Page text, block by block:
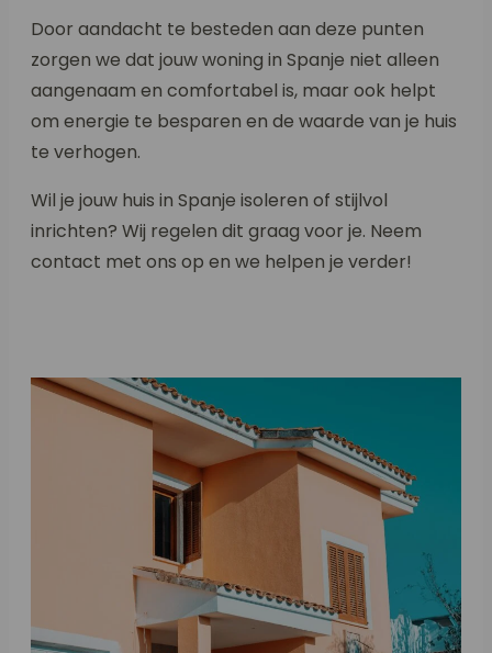
Door aandacht te besteden aan deze punten
zorgen we dat jouw woning in Spanje niet alleen
aangenaam en comfortabel is, maar ook helpt
om energie te besparen en de waarde van je huis
te verhogen.
Wil je jouw huis in Spanje isoleren of stijlvol
inrichten? Wij regelen dit graag voor je. Neem
contact met ons op en we helpen je verder!